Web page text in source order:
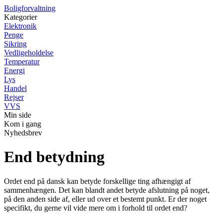
Boligforvaltning
Kategorier
Elektronik
Penge
Sikring
Vedligeholdelse
Temperatur
Energi
Lys
Handel
Rejser
VVS
Min side
Kom i gang
Nyhedsbrev
End betydning
Ordet end på dansk kan betyde forskellige ting afhængigt af
sammenhængen. Det kan blandt andet betyde afslutning på noget,
på den anden side af, eller ud over et bestemt punkt. Er der noget
specifikt, du gerne vil vide mere om i forhold til ordet end?